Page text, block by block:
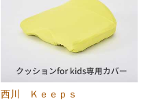
西川 Ｋｅｅｐｓ